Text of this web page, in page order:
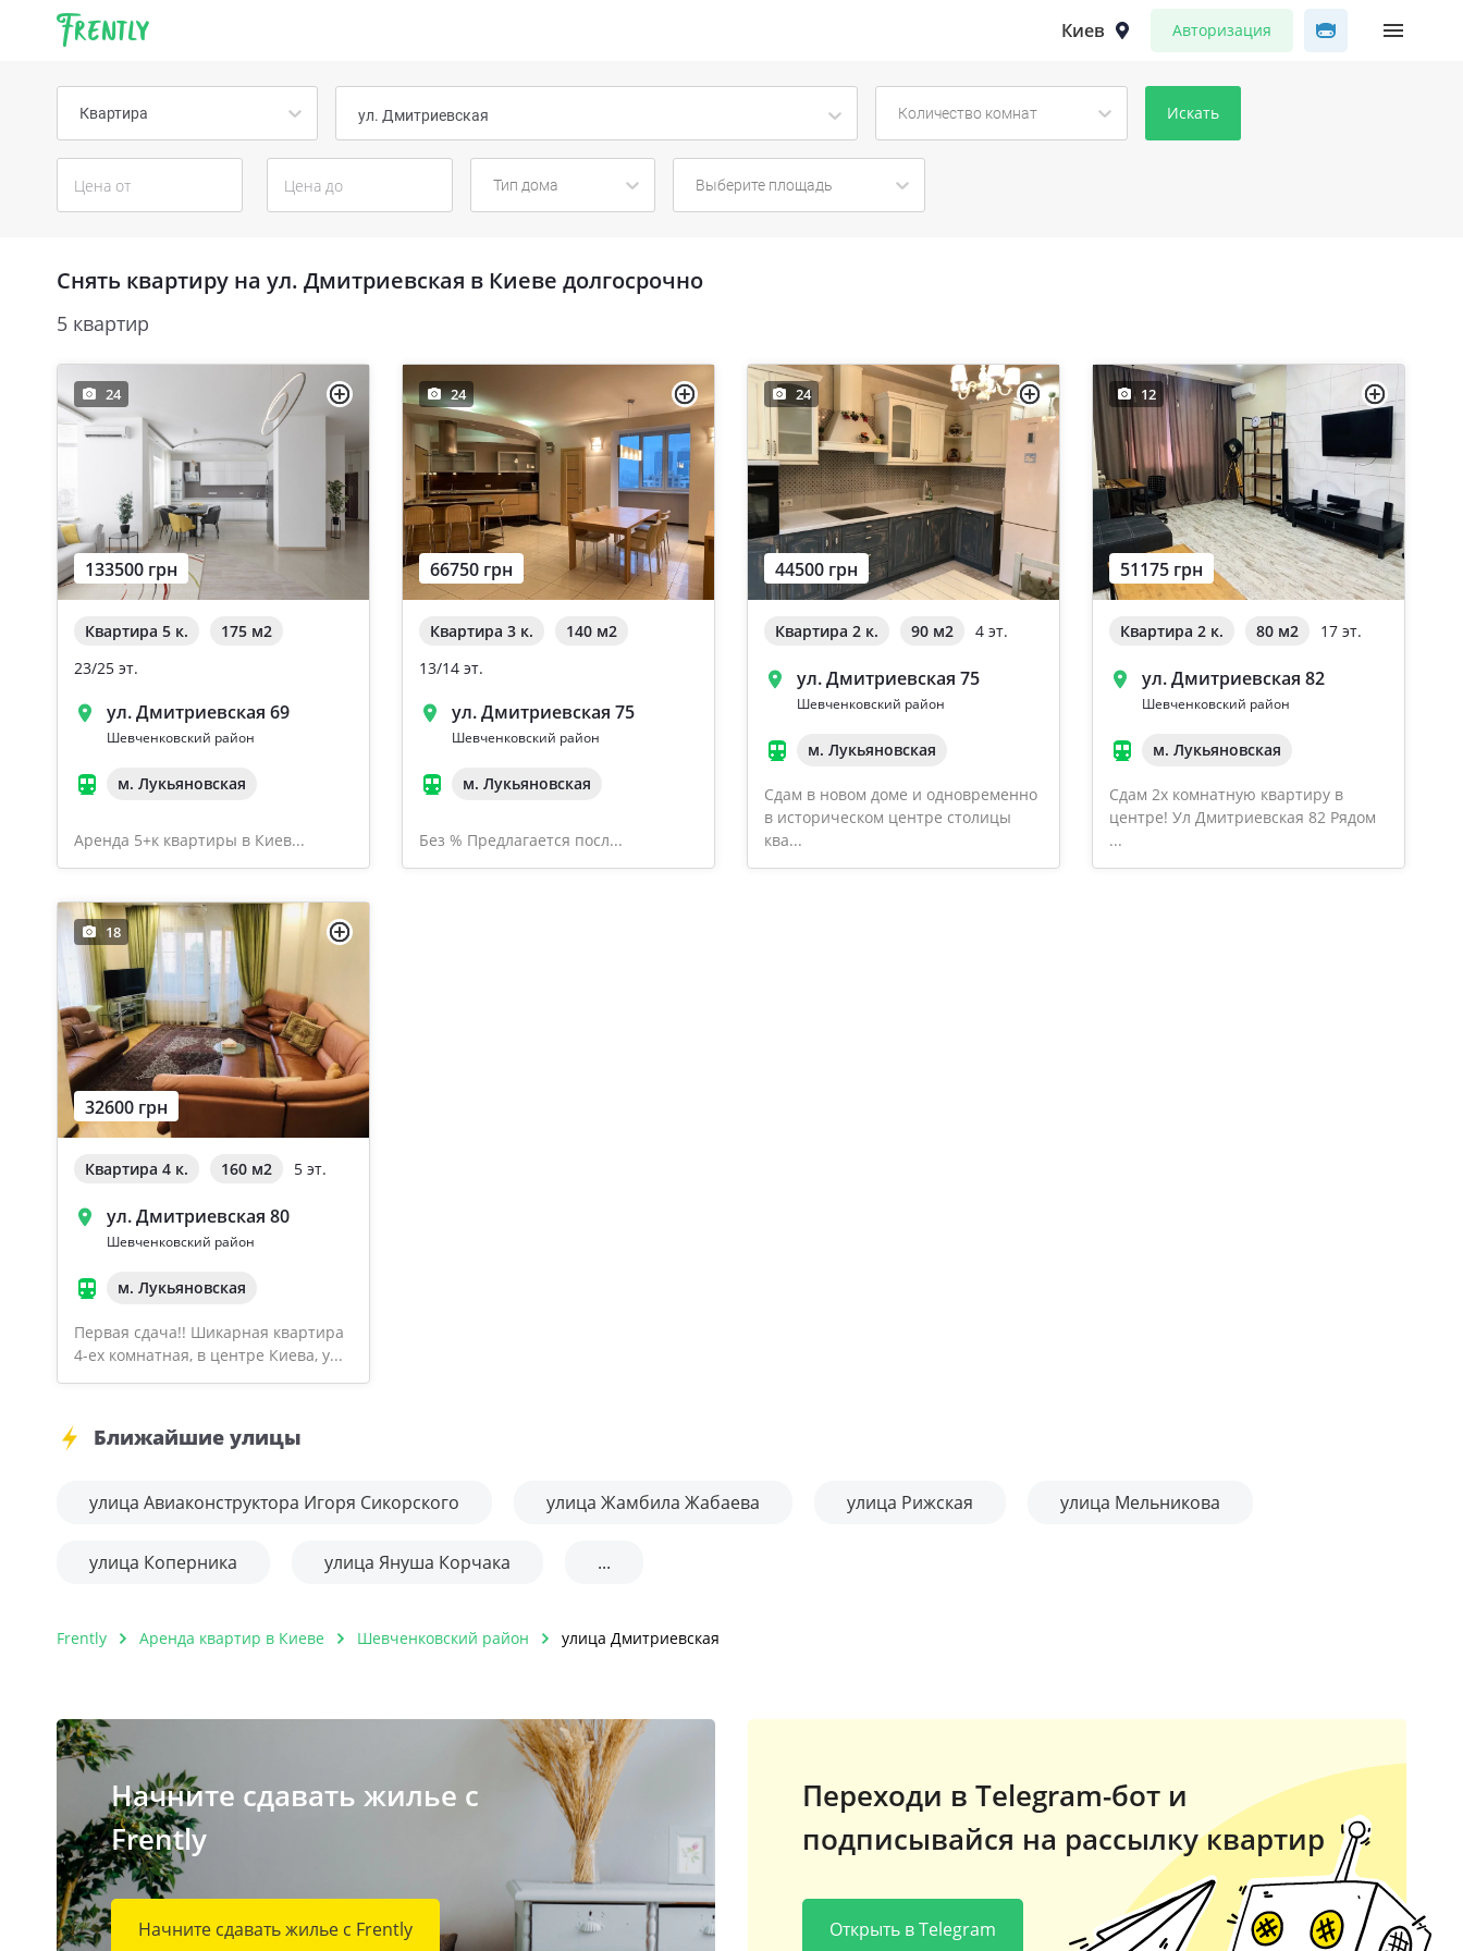
Frently Киев Авторизация
Квартира ул. Дмитриевская Количество комнат Искать
Тип дома Выберите площадь
Снять квартиру на ул. Дмитриевская в Киеве долгосрочно
5 квартир
24
133500 грн
Квартира 5 к. 175 м2
23/25 эт.
ул. Дмитриевская 69
Шевченковский район
м. Лукьяновская
Аренда 5+к квартиры в Киев...
24
66750 грн
Квартира 3 к. 140 м2
13/14 эт.
ул. Дмитриевская 75
Шевченковский район
м. Лукьяновская
Без % Предлагается посл...
24
44500 грн
Квартира 2 к. 90 м2 4 эт.
ул. Дмитриевская 75
Шевченковский район
м. Лукьяновская
Сдам в новом доме и одновременно
в историческом центре столицы
ква...
12
51175 грн
Квартира 2 к. 80 м2 17 эт.
ул. Дмитриевская 82
Шевченковский район
м. Лукьяновская
Сдам 2х комнатную квартиру в
центре! Ул Дмитриевская 82 Рядом
...
18
32600 грн
Квартира 4 к. 160 м2 5 эт.
ул. Дмитриевская 80
Шевченковский район
м. Лукьяновская
Первая сдача!! Шикарная квартира
4-ех комнатная, в центре Киева, у...
Ближайшие улицы
улица Авиаконструктора Игоря Сикорского улица Жамбила Жабаева улица Рижская улица Мельникова
улица Коперника улица Януша Корчака ...
Frently Аренда квартир в Киеве Шевченковский район улица Дмитриевская
Начните сдавать жилье с
Frently
Начните сдавать жилье с Frently
Переходи в Telegram-бот и
подписывайся на рассылку квартир
Открыть в Telegram